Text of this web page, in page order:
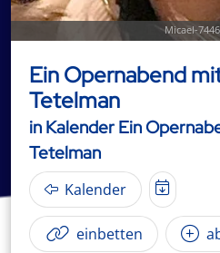
Micael-7446
Ein Opernabend
Tetelman
in Kalender Ein
Tetelman
Kalender
einbetten